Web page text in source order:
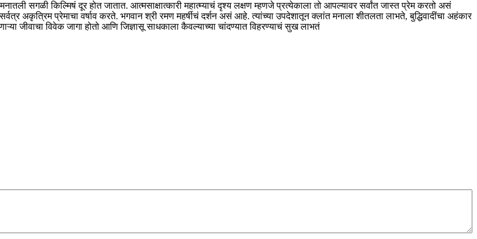
सगळी किल्मिषं दूर होत जातात. आत्मसाक्षात्कारी महात्म्याचं दृश्य लक्षण म्हणजे प्रत्येकाला तो आपल्यावर सर्वांत जास्त प्रेम करतो असं
सर्वत्र अकृत्रिम प्रेमाचा वर्षाव करते. भगवान श्री रमण महर्षीचं दर्शन असं आहे. त्यांच्या उपदेशातून क्लांत मनाला शीतलता लाभते, बुद्धिवादींचा अहंकार
जीवाचा विवेक जागा होतो आणि जिज्ञासू साधकाला कैवल्याच्या चांदण्यात विहरण्याचं सुख लाभतं